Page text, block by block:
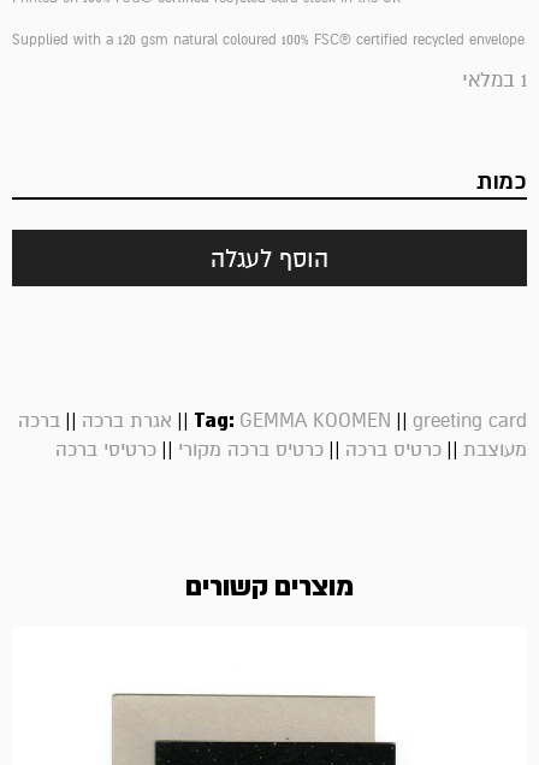
Supplied with a 120 gsm natural coloured 100% FSC® certified recycled envelope
1 במלאי
כמות
הוסף לעגלה
Tag: GEMMA KOOMEN || greeting card
|| אגרת ברכה || ברכה
מעוצבת || כרטיס ברכה || כרטיס ברכה מקורי || כרטיסי ברכה
מוצרים קשורים